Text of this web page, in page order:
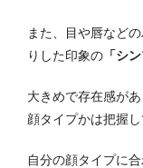
また、目や唇など
りした印象の 「シ
大きめで存在感があ
顔タイプかは把握
自分の顔タイプに